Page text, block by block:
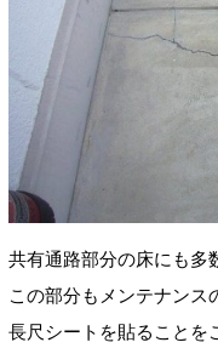
共有通路部分の床にも多
この部分もメンテナンス
長尺シートを貼ることを